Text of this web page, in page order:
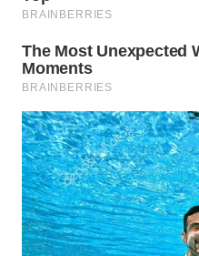
SIMALUNGUN
WN
LABUHANBATU
WN
TAPANULI
TENGAH
WN DELI
SERDANG